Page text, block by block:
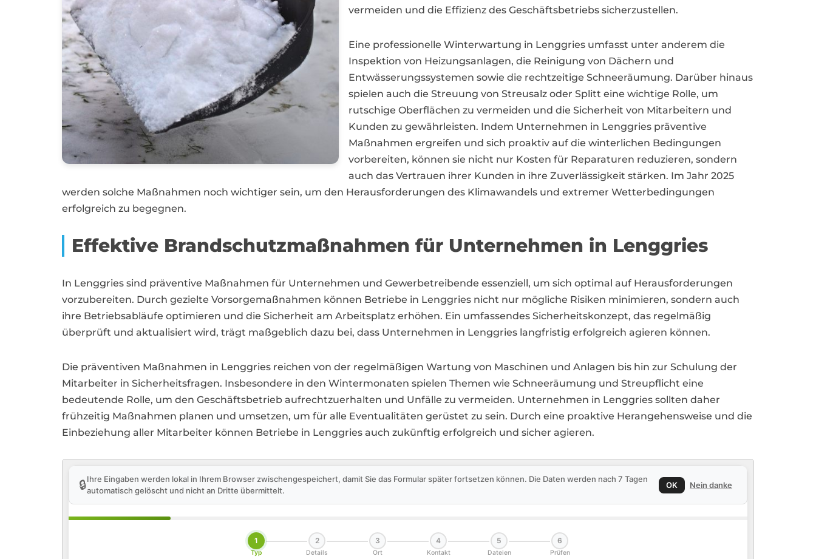
vermeiden und die Effizienz des Geschäftsbetriebs sicherzustellen.
Eine professionelle Winterwartung in Lenggries umfasst unter anderem die
Inspektion von Heizungsanlagen, die Reinigung von Dächern und
Entwässerungssystemen sowie die rechtzeitige Schneeräumung. Darüber hinaus
spielen auch die Streuung von Streusalz oder Splitt eine wichtige Rolle, um
rutschige Oberflächen zu vermeiden und die Sicherheit von Mitarbeitern und
Kunden zu gewährleisten. Indem Unternehmen in Lenggries präventive
Maßnahmen ergreifen und sich proaktiv auf die winterlichen Bedingungen
vorbereiten, können sie nicht nur Kosten für Reparaturen reduzieren, sondern
auch das Vertrauen ihrer Kunden in ihre Zuverlässigkeit stärken. Im Jahr 2025
werden solche Maßnahmen noch wichtiger sein, um den Herausforderungen des Klimawandels und extremer Wetterbedingungen
erfolgreich zu begegnen.
Effektive Brandschutzmaßnahmen für Unternehmen in Lenggries
In Lenggries sind präventive Maßnahmen für Unternehmen und Gewerbetreibende essenziell, um sich optimal auf Herausforderungen
vorzubereiten. Durch gezielte Vorsorgemaßnahmen können Betriebe in Lenggries nicht nur mögliche Risiken minimieren, sondern auch
ihre Betriebsabläufe optimieren und die Sicherheit am Arbeitsplatz erhöhen. Ein umfassendes Sicherheitskonzept, das regelmäßig
überprüft und aktualisiert wird, trägt maßgeblich dazu bei, dass Unternehmen in Lenggries langfristig erfolgreich agieren können.
Die präventiven Maßnahmen in Lenggries reichen von der regelmäßigen Wartung von Maschinen und Anlagen bis hin zur Schulung der
Mitarbeiter in Sicherheitsfragen. Insbesondere in den Wintermonaten spielen Themen wie Schneeräumung und Streupflicht eine
bedeutende Rolle, um den Geschäftsbetrieb aufrechtzuerhalten und Unfälle zu vermeiden. Unternehmen in Lenggries sollten daher
frühzeitig Maßnahmen planen und umsetzen, um für alle Eventualitäten gerüstet zu sein. Durch eine proaktive Herangehensweise und die
Einbeziehung aller Mitarbeiter können Betriebe in Lenggries auch zukünftig erfolgreich und sicher agieren.
🔒Ihre Eingaben werden lokal in Ihrem Browser zwischengespeichert, damit Sie das Formular später fortsetzen können. Die Daten werden nach 7 Tagen
automatisch gelöscht und nicht an Dritte übermittelt.
OK Nein danke
1
Typ
2
Details
3
Ort
4
Kontakt
5
Dateien
6
Prüfen